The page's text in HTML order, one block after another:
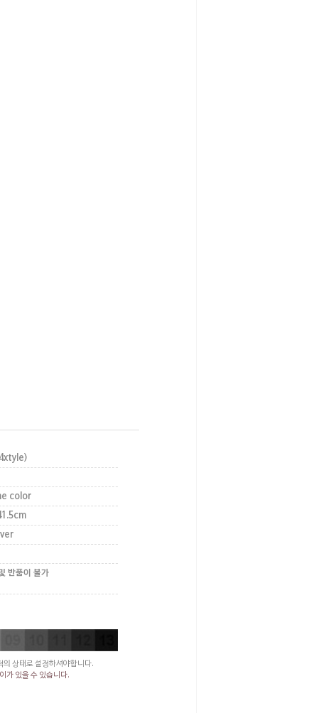
color
반품이 불가
상태로 설정하셔야합니다.
가 있을 수 있습니다.